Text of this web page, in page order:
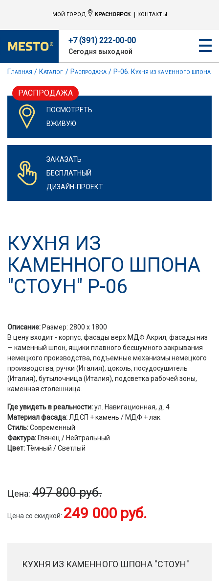
МОЙ ГОРОД КРАСНОЯРСК КОНТАКТЫ
+7 (391) 222-00-00
Сегодня выходной
Главная Каталог Распродажа Р-06. Кухня из каменного шпона
РАСПРОДАЖА
ПОСМОТРЕТЬ
ВЖИВУЮ
ЗАКАЗАТЬ
БЕСПЛАТНЫЙ
ДИЗАЙН-ПРОЕКТ
КУХНЯ ИЗ
КАМЕННОГО ШПОНА
"СТОУН" Р-06
Описание: Размер: 2800 х 1800
В цену входит - корпус, фасады верх МДФ Акрил, фасады низ
— каменный шпон, ящики плавного бесшумного закрывания
немецкого производства, подъемные механизмы немецкого
производства, ручки (Италия), цоколь, посудосушитель
(Италия), бутылочница (Италия), подсветка рабочей зоны,
каменная столешница.
Где увидеть в реальности:ул. Навигационная, д. 4
Материал фасада: ЛДСП + камень / МДФ + лак
Стиль:Современный
Фактура: Глянец / Нейтральный
Цвет:Тёмный / Светлый
Цена: 497 800 руб.
Цена со скидкой: 249 000 руб.
КУХНЯ ИЗ КАМЕННОГО ШПОНА "СТОУН"